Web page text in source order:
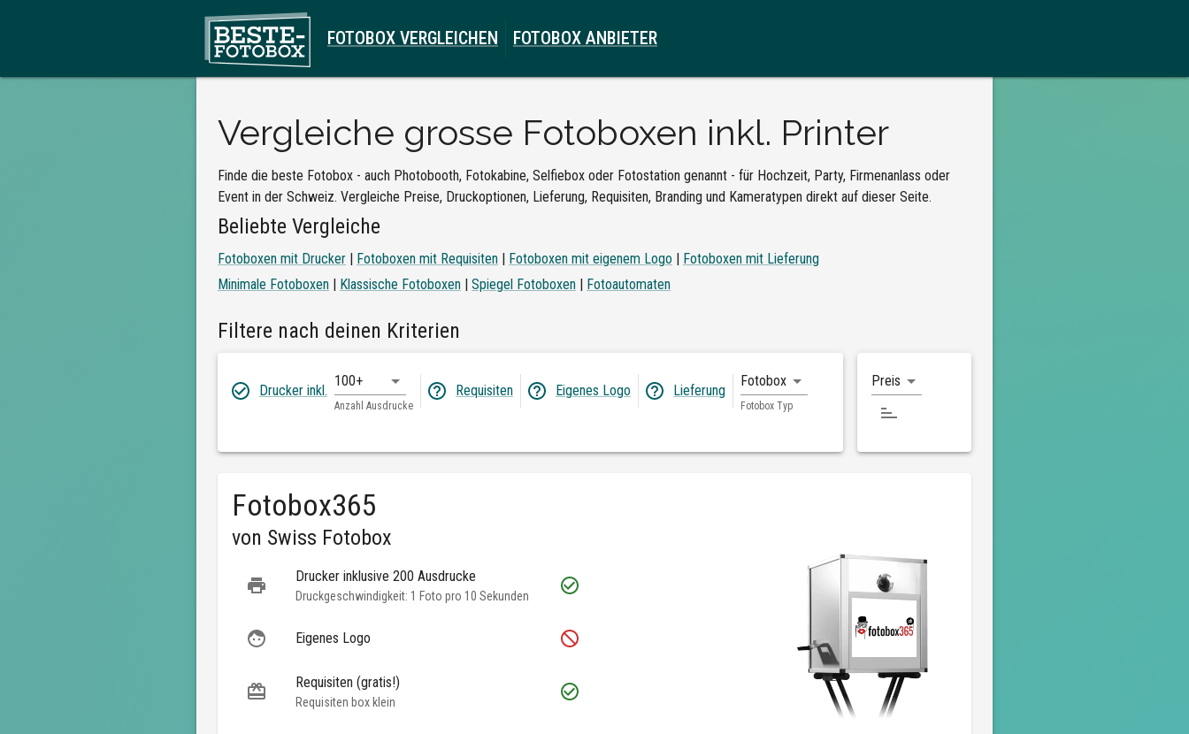
FOTOBOX VERGLEICHEN FOTOBOX ANBIETER
Vergleiche grosse Fotoboxen inkl. Printer
Finde die beste Fotobox - auch Photobooth, Fotokabine, Selfiebox oder Fotostation genannt - für Hochzeit, Party, Firmenanlass oder
Event in der Schweiz. Vergleiche Preise, Druckoptionen, Lieferung, Requisiten, Branding und Kameratypen direkt auf dieser Seite.
Beliebte Vergleiche
Fotoboxen mit Drucker | Fotoboxen mit Requisiten | Fotoboxen mit eigenem Logo | Fotoboxen mit Lieferung
Minimale Fotoboxen
Klassische Fotoboxen Spiegel Fotoboxen Fotoautomaten
Filtere nach deinen Kriterien
Drucker inkl.
100+
Anzahl Ausdrucke
Requisiten Eigenes Logo Lieferung
Fotobox
Fotobox Typ
Preis
Fotobox365
von Swiss Fotobox
Drucker inklusive 200 Ausdrucke
Druckgeschwindigkeit: 1 Foto pro 10 Sekunden
Eigenes Logo
Requisiten (gratis!)
Requisiten box klein